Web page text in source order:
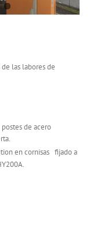
las labores de
de acero
en cornisas fijado a